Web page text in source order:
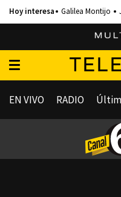
Galilea Montijo
EN VIVO RADIO